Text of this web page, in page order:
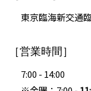
東京臨海新交通
［営業時間］
7:00 - 14:00